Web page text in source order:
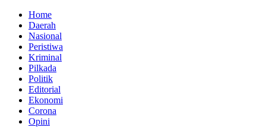
Home
Daerah
Nasional
Peristiwa
Kriminal
Pilkada
Politik
Editorial
Ekonomi
Corona
Opini